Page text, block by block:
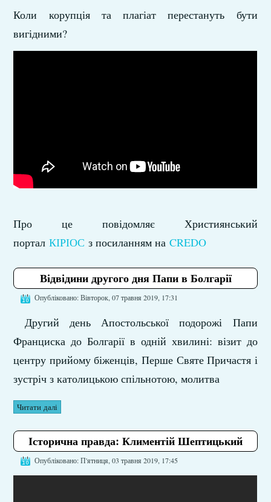
Коли корупція та плагіат перестануть бути
вигідними?
Про це повідомляє Християнський
порталКІРІОС з посиланням наCREDO
Відвідини другого дня Папи в Болгарії
Опубліковано: Вівторок, 07 травня 2019, 17:31
Другий день Апостольської подорожі Папи
Франциска до Болгарії в одній хвилині: візит до
центру прийому біженців, Перше Святе Причастя і
зустріч з католицькою спільнотою, молитва
Читати далі
Історична правда: Климентій Шептицький
Опубліковано: П'ятниця, 03 травня 2019, 17:45